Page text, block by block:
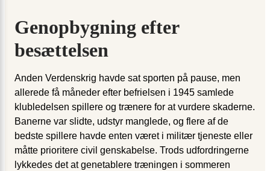
Genopbygning efter
besættelsen
Anden Verdenskrig havde sat sporten på pause, men
allerede få måneder efter befrielsen i 1945 samlede
klubledelsen spillere og trænere for at vurdere skaderne.
Banerne var slidte, udstyr manglede, og flere af de
bedste spillere havde enten været i militær tjeneste eller
måtte prioritere civil genskabelse. Trods udfordringerne
lykkedes det at genetablere træningen i sommeren